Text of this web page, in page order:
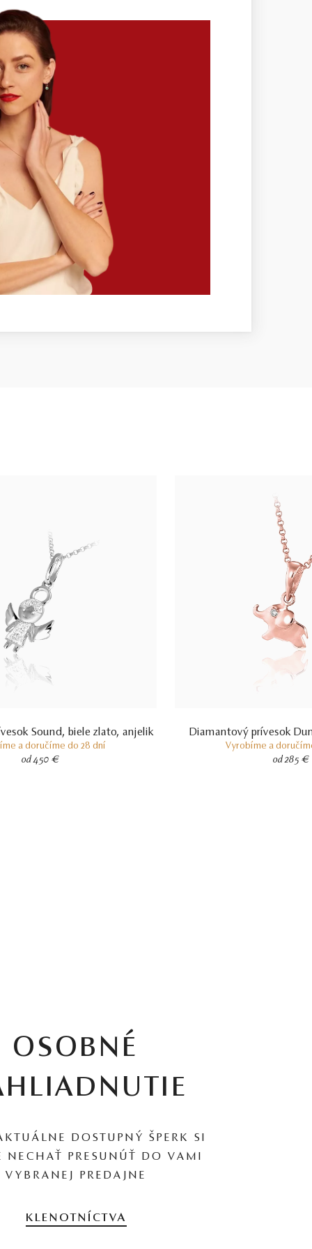
Sound, biele zlato, anjelik
a doručíme do 28 dní
od 450 €
Diamantový prívesok
Vyrobíme a
od 285 €
OSOBNÉ
DOSTUPNÝ ŠPERK SI
NECHAŤ PRESUNÚŤ DO VAMI
VYBRANEJ PREDAJNE
KLENOTNÍCTVA